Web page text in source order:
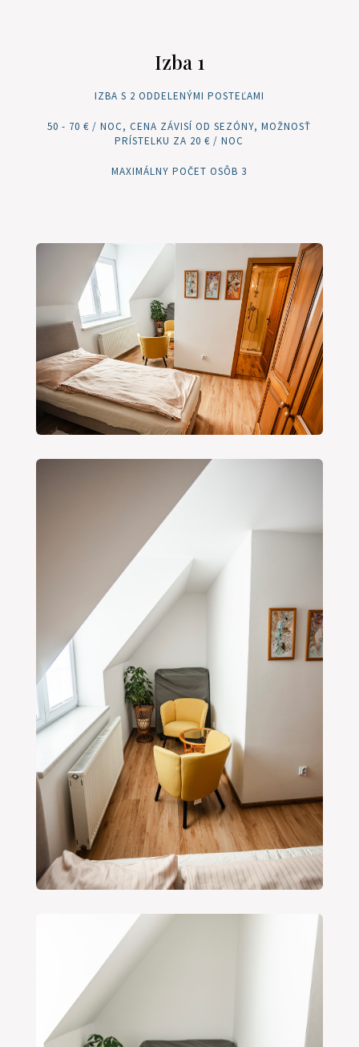
Izba 1
IZBA S 2 ODDELENÝMI POSTEĽAMI
50 - 70 € / NOC, CENA ZÁVISÍ OD SEZÓNY, MOŽNOSŤ
PRÍSTELKU ZA 20 € / NOC
MAXIMÁLNY POČET OSÔB 3